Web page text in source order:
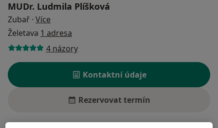
MUDr. Ludmila Plíšková
Zubař · Více
Želetava 1 adresa
4 názory
Kontaktní údaje
Rezervovat termín